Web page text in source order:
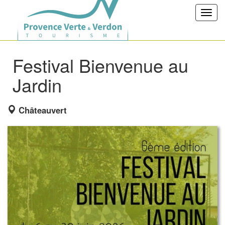
Festival Bienvenue au
Jardin
Châteauvert